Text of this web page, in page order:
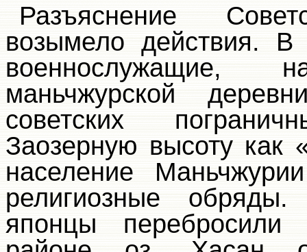
Разъяснение
возымело действия.
военнослужащие,
маньчжурской
советских
Заозерную высоту как
население
религиозные
японцы